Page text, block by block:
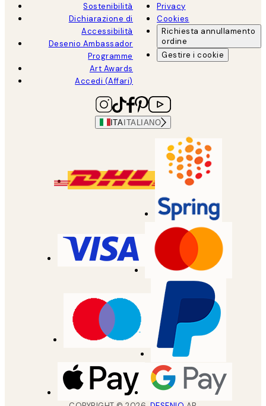
Sostenibilità
Dichiarazione di
Accessibilità
Desenio Ambassador
Programme
Art Awards
Accedi (Affari)
Privacy
Cookies
Richiesta annullamento
ordine
Gestire i cookie
ITAITALIANO